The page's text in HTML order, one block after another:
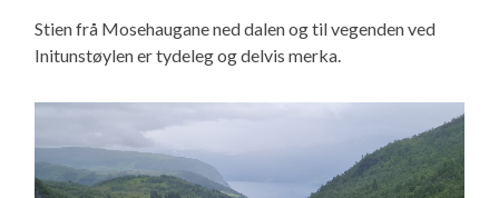
Stien frå Mosehaugane ned dalen og til vegenden ved
Initunstøylen er tydeleg og delvis merka.